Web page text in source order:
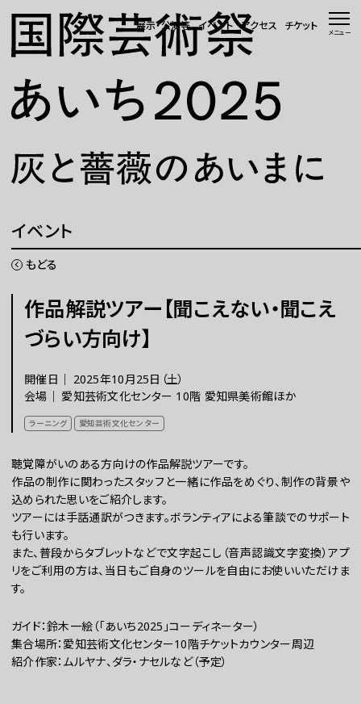
展示・公演等 イベント アクセス チケット メニュー
ニュース 一覧
WEBマガジン
展示・公演等
イベント
国際芸術祭「あいち」とは
チケット
さらに楽しむ
イベント
もどる
作品解説ツアー【聞こえない・聞こえ
づらい方向け】
開催日｜ 2025年10月25日（土）
会場｜ 愛知芸術文化センター 10階 愛知県美術館ほか
ラーニング 愛知芸術文化センター
聴覚障がいのある方向けの作品解説ツアーです。
作品の制作に関わったスタッフと一緒に作品をめぐり、制作の背景や
込められた思いをご紹介します。
ツアーには手話通訳がつきます。ボランティアによる筆談でのサポート
も行います。
また、普段からタブレットなどで文字起こし（音声認識文字変換）アプ
リをご利用の方は、当日もご自身のツールを自由にお使いいただけま
す。
ガイド：鈴木一絵（「あいち2025」コーディネーター）
集合場所：愛知芸術文化センター10階チケットカウンター周辺
紹介作家：ムルヤナ、ダラ・ナセルなど（予定）